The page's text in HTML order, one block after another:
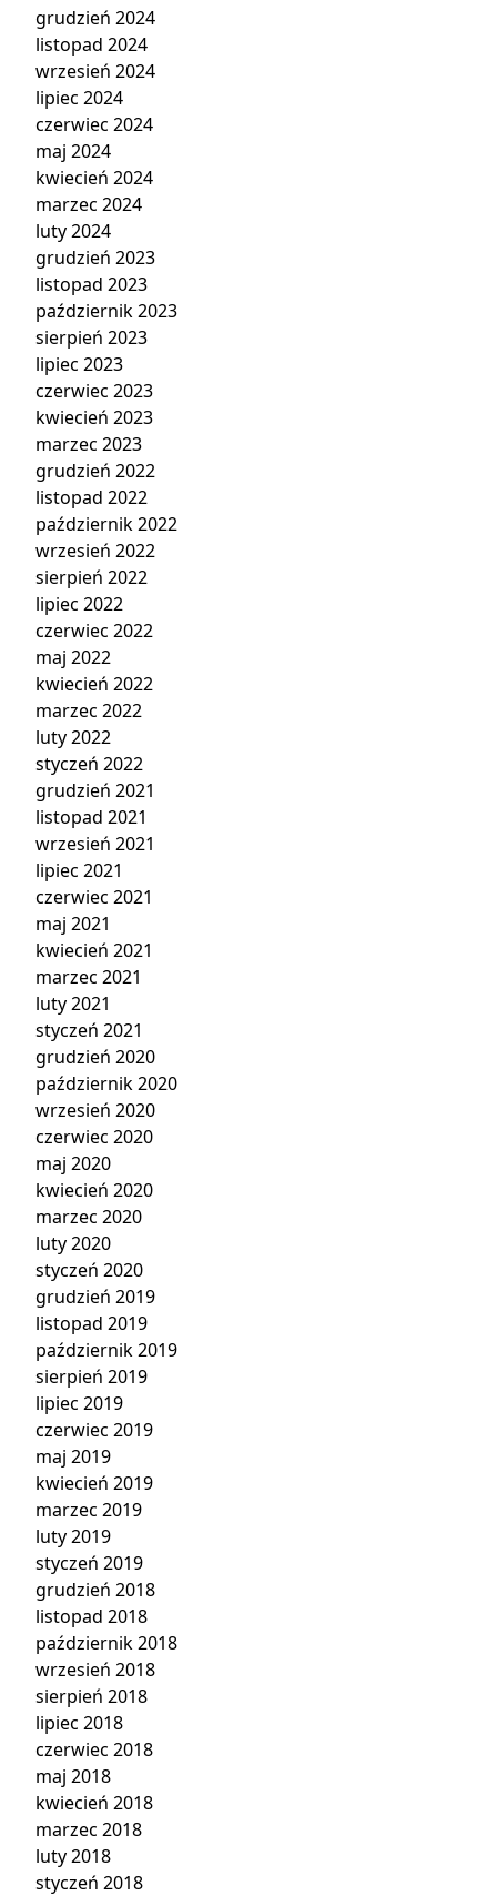
grudzień 2024
listopad 2024
wrzesień 2024
lipiec 2024
czerwiec 2024
maj 2024
kwiecień 2024
marzec 2024
luty 2024
grudzień 2023
listopad 2023
październik 2023
sierpień 2023
lipiec 2023
czerwiec 2023
kwiecień 2023
marzec 2023
grudzień 2022
listopad 2022
październik 2022
wrzesień 2022
sierpień 2022
lipiec 2022
czerwiec 2022
maj 2022
kwiecień 2022
marzec 2022
luty 2022
styczeń 2022
grudzień 2021
listopad 2021
wrzesień 2021
lipiec 2021
czerwiec 2021
maj 2021
kwiecień 2021
marzec 2021
luty 2021
styczeń 2021
grudzień 2020
październik 2020
wrzesień 2020
czerwiec 2020
maj 2020
kwiecień 2020
marzec 2020
luty 2020
styczeń 2020
grudzień 2019
listopad 2019
październik 2019
sierpień 2019
lipiec 2019
czerwiec 2019
maj 2019
kwiecień 2019
marzec 2019
luty 2019
styczeń 2019
grudzień 2018
listopad 2018
październik 2018
wrzesień 2018
sierpień 2018
lipiec 2018
czerwiec 2018
maj 2018
kwiecień 2018
marzec 2018
luty 2018
styczeń 2018